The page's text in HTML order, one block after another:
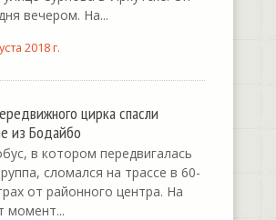
вечером. На...
2018 г.
цирка спасли
из Бодайбо
в котором передвигалась
сломался на трассе в 60-
от районного центра. На
момент...